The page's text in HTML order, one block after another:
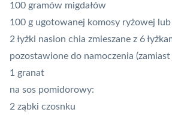
100 gramów migdałów
100 g ugotowanej komosy ryżowej
2 łyżki nasion chia zmieszane z 6
pozostawione do namoczenia (zamiast
1 granat
na sos pomidorowy:
2 ząbki czosnku